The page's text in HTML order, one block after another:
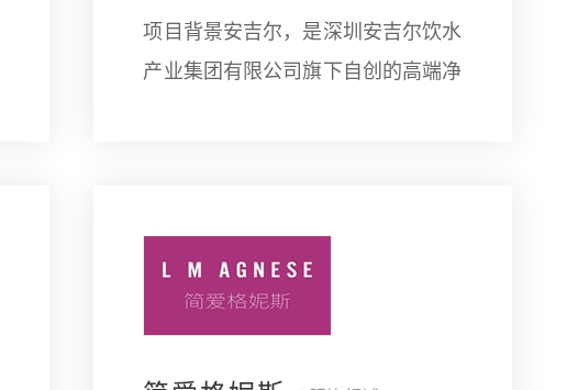
项目背景安吉尔，是深圳安吉尔饮水
产业集团有限公司旗下自创的高端净